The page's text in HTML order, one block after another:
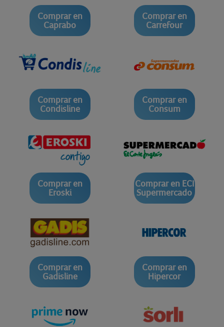
Comprar en
Caprabo
Comprar en
Carrefour
Comprar en
Condisline
Comprar en
Consum
Comprar en
Eroski
Comprar en ECI
Supermercado
Comprar en
Gadisline
Comprar en
Hipercor